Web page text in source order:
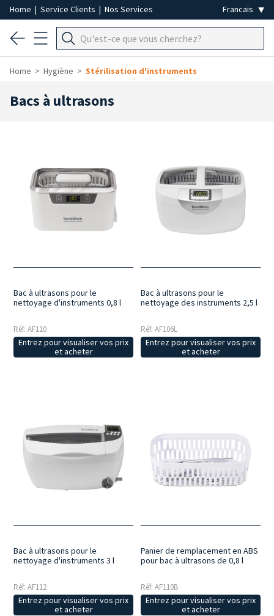
Home | Service Clients | Nos Services
Home Hygiène Stérilisation d'instruments
Bacs à ultrasons
Bac à ultrasons pour le
nettoyage d'instruments 0,8 l
Réf: AF110
Entrez pour visualiser vos prix
et acheter
Bac à ultrasons pour le
nettoyage des instruments 2,5 l
Réf: AF106L
Entrez pour visualiser vos prix
et acheter
Bac à ultrasons pour le
nettoyage d'instruments 3 l
Réf: AF112
Entrez pour visualiser vos prix
et acheter
Panier de remplacement en ABS
pour bac à ultrasons de 0,8 l
Réf: AF110B
Entrez pour visualiser vos prix
et acheter